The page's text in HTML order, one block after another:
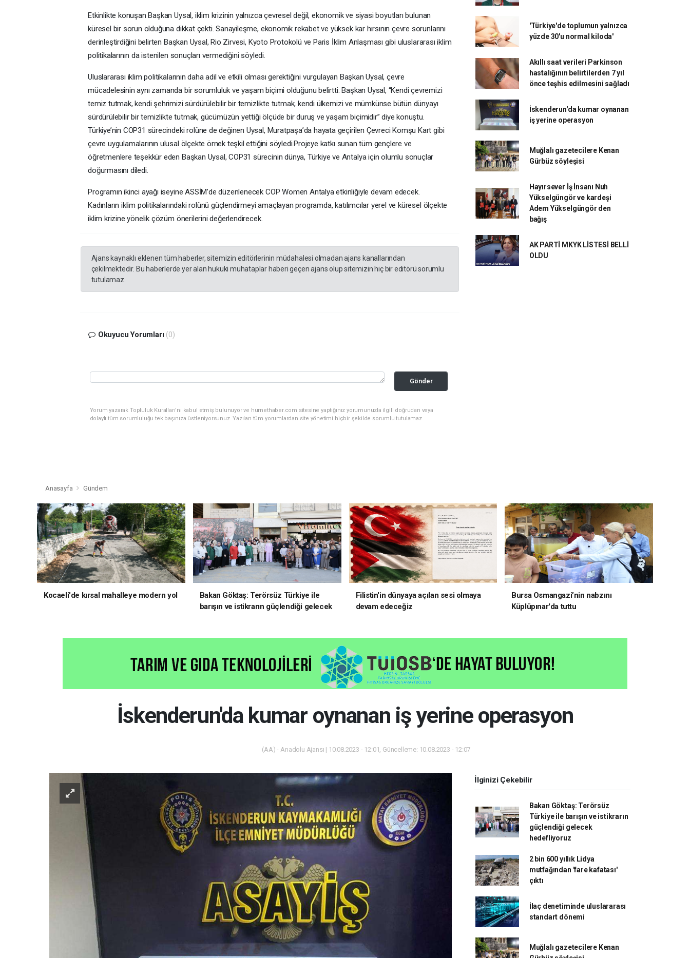
Etkinlikte konuşan Başkan Uysal, iklim krizinin yalnızca çevresel değil, ekonomik ve siyasi boyutları bulunan
küresel bir sorun olduğuna dikkat çekti. Sanayileşme, ekonomik rekabet ve yüksek kar hırsının çevre sorunlarını
derinleştirdiğini belirten Başkan Uysal, Rio Zirvesi, Kyoto Protokolü ve Paris İklim Anlaşması gibi uluslararası iklim
politikalarının da istenilen sonuçları vermediğini söyledi.
Uluslararası iklim politikalarının daha adil ve etkili olması gerektiğini vurgulayan Başkan Uysal, çevre
mücadelesinin aynı zamanda bir sorumluluk ve yaşam biçimi olduğunu belirtti. Başkan Uysal, “Kendi çevremizi
temiz tutmak, kendi şehrimizi sürdürülebilir bir temizlikte tutmak, kendi ülkemizi ve mümkünse bütün dünyayı
sürdürülebilir bir temizlikte tutmak, gücümüzün yettiği ölçüde bir duruş ve yaşam biçimidir” diye konuştu.
Türkiye’nin COP31 sürecindeki rolüne de değinen Uysal, Muratpaşa’da hayata geçirilen Çevreci Komşu Kart gibi
çevre uygulamalarının ulusal ölçekte örnek teşkil ettiğini söyledi.Projeye katkı sunan tüm gençlere ve
öğretmenlere teşekkür eden Başkan Uysal, COP31 sürecinin dünya, Türkiye ve Antalya için olumlu sonuçlar
doğurmasını diledi.
Programın ikinci ayağı iseyine ASSİM’de düzenlenecek COP Women Antalya etkinliğiyle devam edecek.
Kadınların iklim politikalarındaki rolünü güçlendirmeyi amaçlayan programda, katılımcılar yerel ve küresel ölçekte
iklim krizine yönelik çözüm önerilerini değerlendirecek.
Ajans kaynaklı eklenen tüm haberler, sitemizin editörlerinin müdahalesi olmadan ajans kanallarından
çekilmektedir. Bu haberlerde yer alan hukuki muhataplar haberi geçen ajans olup sitemizin hiç bir editörü sorumlu
tutulamaz.
Okuyucu Yorumları (0)
Gönder
Yorum yazarak Topluluk Kuralları’nı kabul etmiş bulunuyor ve hurnethaber.com sitesine yaptığınız yorumunuzla ilgili doğrudan veya
dolaylı tüm sorumluluğu tek başınıza üstleniyorsunuz. Yazılan tüm yorumlardan site yönetimi hiçbir şekilde sorumlu tutulamaz.
'Türkiye'de toplumun yalnızca
yüzde 30'u normal kiloda'
Akıllı saat verileri Parkinson
hastalığının belirtilerden 7 yıl
önce teşhis edilmesini sağladı
İskenderun'da kumar oynanan
iş yerine operasyon
Muğlalı gazetecilere Kenan
Gürbüz söyleşisi
Hayırsever İş İnsanı Nuh
Yükselgüngör ve kardeşi
Adem Yükselgüngör den
bağış
AK PARTİ MKYK LİSTESİ BELLİ
OLDU
Anasayfa Gündem
Kocaeli'de kırsal mahalleye modern yol
Bakan Göktaş: Terörsüz Türkiye ile
barışın ve istikrarın güçlendiği gelecek
Filistin'in dünyaya açılan sesi olmaya
devam edeceğiz
Bursa Osmangazi’nin nabzını
Küplüpınar'da tuttu
İskenderun'da kumar oynanan iş yerine operasyon
(AA) - Anadolu Ajansı | 10.08.2023 - 12:01, Güncelleme: 10.08.2023 - 12:07
İlginizi Çekebilir
Bakan Göktaş: Terörsüz
Türkiye ile barışın ve istikrarın
güçlendiği gelecek
hedefliyoruz
2 bin 600 yıllık Lidya
mutfağından 'fare kafatası'
çıktı
İlaç denetiminde uluslararası
standart dönemi
Muğlalı gazetecilere Kenan